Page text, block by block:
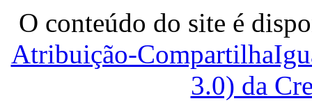
O conteúdo do site é
Atribuição-
3.0) da